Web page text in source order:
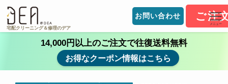
宅配クリーニング＆修理のデア
お問い合わせ ご注
メニュー
14,000円以上のご注文で往復送料無料
お得なクーポン情報はこちら